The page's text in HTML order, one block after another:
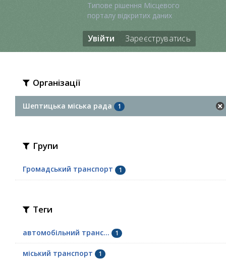
Типове рішення Місцевого
порталу відкритих даних
Увійти Зареєструватись
Організації
Шептицька міська рада 1
Групи
Громадський транспорт 1
Теги
автомобільний транс... 1
міський транспорт 1